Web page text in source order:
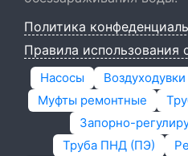
Политика
Правила использования
Насосы Воздуходувки
Муфты ремонтные
Запорно-
Труба ПНД (ПЭ)